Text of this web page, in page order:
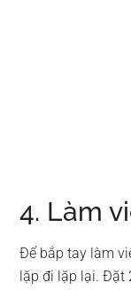
4. Làm
Để bắp tay làm
lặp đi lặp lại. Đặt